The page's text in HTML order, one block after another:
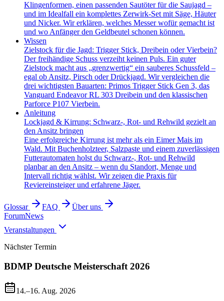
Klingenformen, einen passenden Sautöter für die Saujagd –
und im Idealfall ein komplettes Zerwirk-Set mit Säge, Häuter
und Nicker. Wir erklären, welches Messer wofür gemacht ist
und wo Anfänger den Geldbeutel schonen können.
Wissen
Zielstock für die Jagd: Trigger Stick, Dreibein oder Vierbein?
Der freihändige Schuss verzeiht keinen Puls. Ein guter
Zielstock macht aus „grenzwertig“ ein sauberes Schussfeld –
egal ob Ansitz, Pirsch oder Drückjagd. Wir vergleichen die
drei wichtigsten Bauarten: Primos Trigger Stick Gen 3, das
Vanguard Endeavor RL 303 Dreibein und den klassischen
Parforce P107 Vierbein.
Anleitung
Lockjagd & Kirrung: Schwarz-, Rot- und Rehwild gezielt an
den Ansitz bringen
Eine erfolgreiche Kirrung ist mehr als ein Eimer Mais im
Wald. Mit Buchenholzteer, Salzpaste und einem zuverlässigen
Futterautomaten holst du Schwarz-, Rot- und Rehwild
planbar an den Ansitz – wenn du Standort, Menge und
Intervall richtig wählst. Wir zeigen die Praxis für
Reviereinsteiger und erfahrene Jäger.
Glossar FAQ
Über uns
ForumNews
Veranstaltungen
Nächster Termin
BDMP Deutsche Meisterschaft 2026
14.–16. Aug. 2026